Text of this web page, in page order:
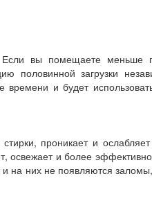
Если вы помещаете меньше
половинной загрузки
и будет
проникает и
освежает и более
на них не появляются